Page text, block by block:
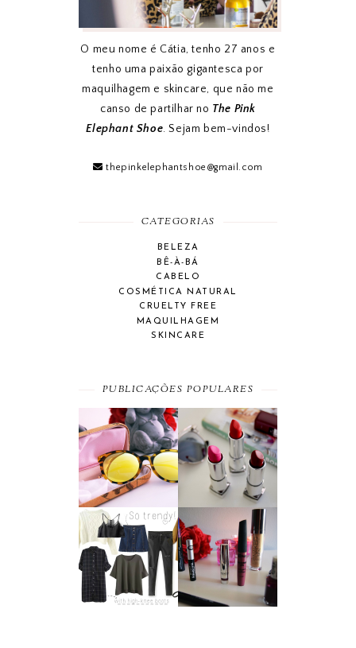
O meu nome é Cátia, tenho 27 anos e
tenho uma paixão gigantesca por
maquilhagem e skincare, que não me
canso de partilhar no The Pink
Elephant Shoe. Sejam bem-vindos!
thepinkelephantshoe@gmail.com
CATEGORIAS
BELEZA
BÊ-À-BÁ
CABELO
COSMÉTICA NATURAL
CRUELTY FREE
MAQUILHAGEM
SKINCARE
PUBLICAÇÕES POPULARES
SUMMER
ESSENTIAL
A MAYBELLINE
AFFAIR
MOST WANTED
#SEPTEMBER
BEAUTY
FAVORITES